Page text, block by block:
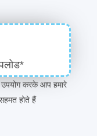
उपयोग करके आप हमारे
होते हैं